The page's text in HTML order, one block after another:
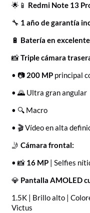
🌟📱 Redmi Note 13
🔧 1 año de garantía
🔋 Batería en
📸Triple cámara
• 📷 200 MP principal
• 🌄 Ultra gran angular
• 🔍 Macro
• 🎬 Vídeo en alta
🤳 Cámara frontal:
• 📸 16 MP | Selfies
💎 Pantalla AMOLED
1.5K | Brillo alto |
Victus